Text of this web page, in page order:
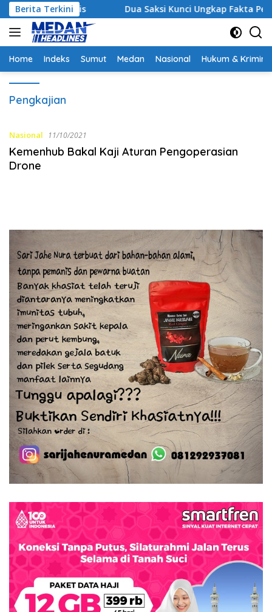
Langsung
ke
konten
Berita Terkini
Strategis Dua Saksi Kunci Ungkap Fakta
Home Indeks Sumut Medan Nasional Hukum &
Pengkajian
Nasional 11/10/2021
Kemenhub Bakal Kaji Aturan Pengoperasian
Drone